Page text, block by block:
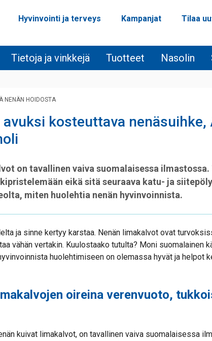
Hyvinvointi ja terveys Kampanjat Tilaa
Tietoja ja vinkkejä Tuotteet Nasolin
NENÄN HOIDOSTA
avuksi kosteuttava
on tavallinen vaiva suomalaisessa ilmastossa.
eikä sitä seuraava katu- ja
miten huolehtia nenän hyvinvoinnista.
ja sinne kertyy karstaa. Nenän limakalvot ovat
vähän vertakin. Kuulostaako tutulta? Moni suomalainen
huolehtimiseen on olemassa hyvät ja helpot
oireina verenvuoto,
kuivat limakalvot, on tavallinen vaiva suomalaisessa